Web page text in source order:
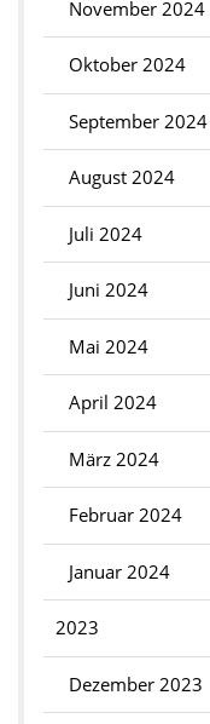
November 2024
Oktober 2024
September 2024
August 2024
Juli 2024
Juni 2024
Mai 2024
April 2024
März 2024
Februar 2024
Januar 2024
2023
Dezember 2023